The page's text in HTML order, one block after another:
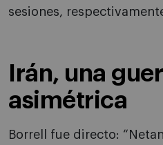
sesiones,
Irán, una
asimétrica
Borrell fue directo: